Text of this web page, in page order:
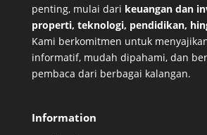
penting, mulai dari keuangan dan
properti, teknologi, pendidikan,
Kami berkomitmen untuk
informatif, mudah dipahami, dan
pembaca dari berbagai kalangan.
Information